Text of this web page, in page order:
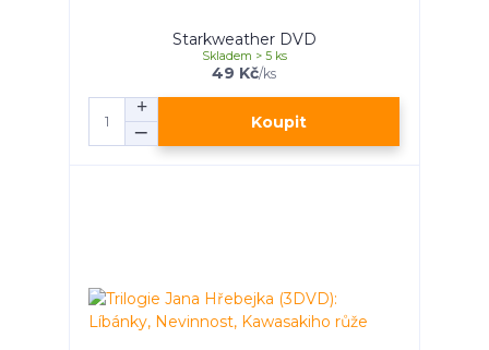
Starkweather DVD
49 Kč/ks
Skladem > 5 ks
Koupit